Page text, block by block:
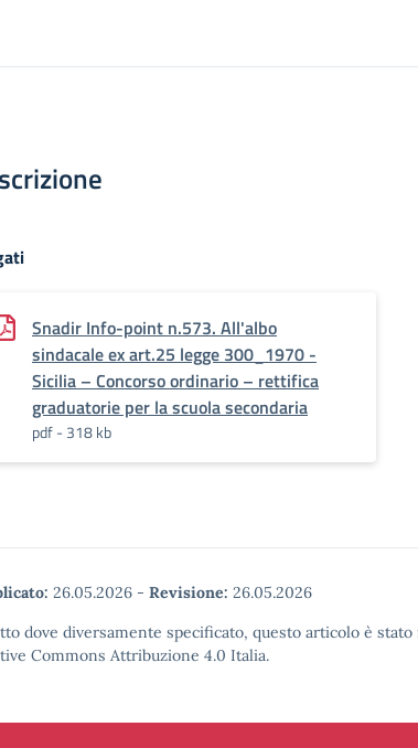
Snadir Info-point n.573. All'albo
sindacale ex art.25 legge 300_1970 -
Sicilia – Concorso ordinario – rettifica
graduatorie per la scuola secondaria
pdf - 318 kb
26.05.2026 - Revisione: 26.05.2026
dove diversamente specificato, questo articolo è
Commons Attribuzione 4.0 Italia.